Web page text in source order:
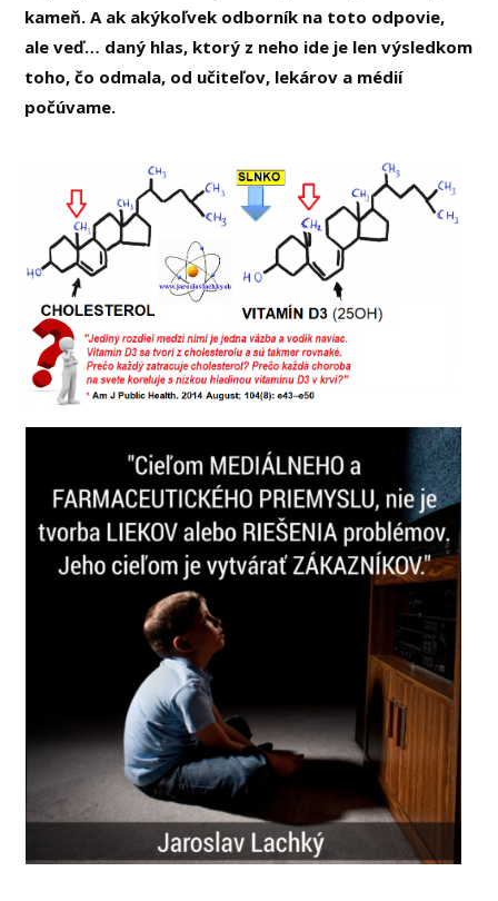
kameň. A ak akýkoľvek odborník na toto odpovie,
ale veď… daný hlas, ktorý z neho ide je len výsledkom
toho, čo odmala, od učiteľov, lekárov a médií
počúvame.